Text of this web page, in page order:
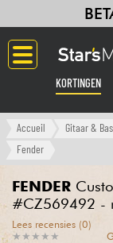
KORTINGEN
Langue
Accueil Gitaar & Bas
Fender
FENDER
#CZ569492 -
★ ★ ★ ★ ★
★ ★ ★ ★ ★
Lees recensies (0)